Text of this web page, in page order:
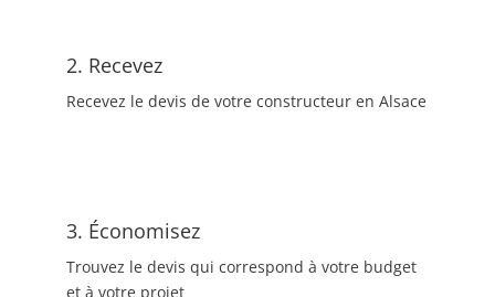
2. Recevez
Recevez le devis de votre constructeur en Alsace
3. Économisez
Trouvez le devis qui correspond à votre budget
et à votre projet